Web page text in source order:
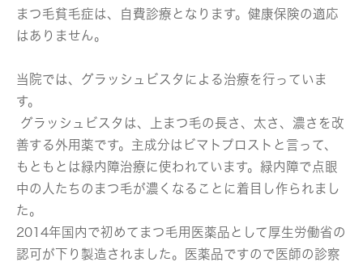
まつ毛貧毛症は、自費診療となります。健康保険の適応
はありません。
当院では、グラッシュビスタによる治療を行っていま
す。
グラッシュビスタは、上まつ毛の長さ、太さ、濃さを改
善する外用薬です。主成分はビマトプロストと言って、
もともとは緑内障治療に使われています。緑内障で点眼
中の人たちのまつ毛が濃くなることに着目し作られまし
た。
2014年国内で初めてまつ毛用医薬品として厚生労働省の
認可が下り製造されました。医薬品ですので医師の診察